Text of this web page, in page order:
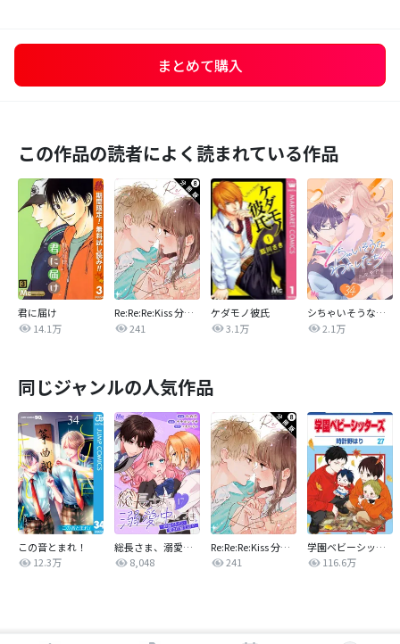
まとめて購入
この作品の読者によく読まれている作品
君に届け
14.1万
Re:Re:Re:Kiss 分冊版
241
ケダモノ彼氏
3.1万
シちゃいそうなわたしたち
2.1万
同じジャンルの人気作品
この音とまれ！
12.3万
総長さま、溺愛中につき。～最強イケメンと愛され寮生活！？～ 分冊版
8,048
Re:Re:Re:Kiss 分冊版
241
学園ベビーシッターズ
116.6万